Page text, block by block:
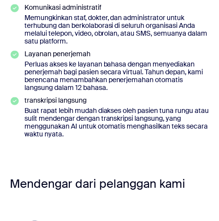
Komunikasi administratif
Memungkinkan staf, dokter, dan administrator untuk
terhubung dan berkolaborasi di seluruh organisasi Anda
melalui telepon, video, obrolan, atau SMS, semuanya dalam
satu platform.
Layanan penerjemah
Perluas akses ke layanan bahasa dengan menyediakan
penerjemah bagi pasien secara virtual. Tahun depan, kami
berencana menambahkan penerjemahan otomatis
langsung dalam 12 bahasa.
transkripsi langsung
Buat rapat lebih mudah diakses oleh pasien tuna rungu atau
sulit mendengar dengan transkripsi langsung, yang
menggunakan AI untuk otomatis menghasilkan teks secara
waktu nyata.
Mendengar dari pelanggan kami